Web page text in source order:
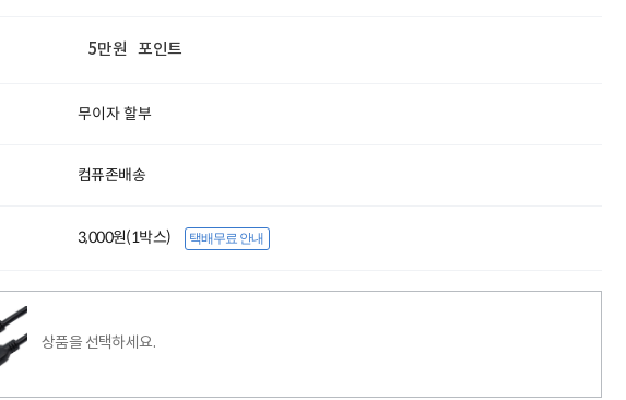
5만원 포인트
무이자 할부
컴퓨존배송
3,000원(1박스) 택배무료 안내
상품을 선택하세요.